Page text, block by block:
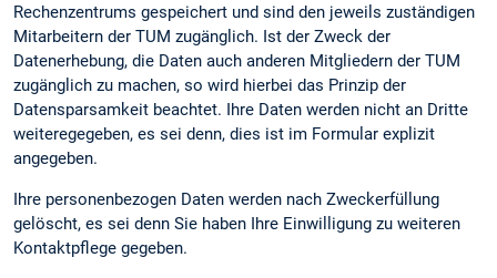
Rechenzentrums gespeichert und sind den jeweils zuständigen
Mitarbeitern der TUM zugänglich. Ist der Zweck der
Datenerhebung, die Daten auch anderen Mitgliedern der TUM
zugänglich zu machen, so wird hierbei das Prinzip der
Datensparsamkeit beachtet. Ihre Daten werden nicht an Dritte
weiteregegeben, es sei denn, dies ist im Formular explizit
angegeben.
Ihre personenbezogen Daten werden nach Zweckerfüllung
gelöscht, es sei denn Sie haben Ihre Einwilligung zu weiteren
Kontaktpflege gegeben.